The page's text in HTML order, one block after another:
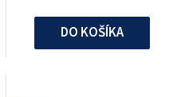
DO KOŠÍKA